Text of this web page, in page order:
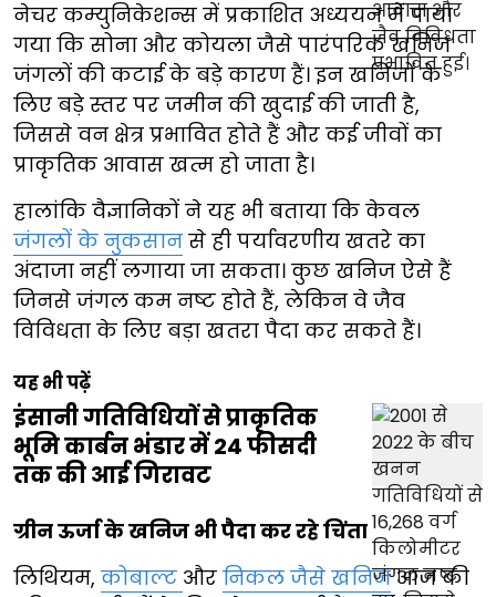
नेचर कम्युनिकेशन्स में प्रकाशित अध्ययन में पाया
गया कि सोना और कोयला जैसे पारंपरिक खनिज
जंगलों की कटाई के बड़े कारण हैं। इन खनिजों के
लिए बड़े स्तर पर जमीन की खुदाई की जाती है,
जिससे वन क्षेत्र प्रभावित होते हैं और कई जीवों का
प्राकृतिक आवास खत्म हो जाता है।
हालांकि वैज्ञानिकों ने यह भी बताया कि केवल
जंगलों के नुकसान से ही पर्यावरणीय खतरे का
अंदाजा नहीं लगाया जा सकता। कुछ खनिज ऐसे हैं
जिनसे जंगल कम नष्ट होते हैं, लेकिन वे जैव
विविधता के लिए बड़ा खतरा पैदा कर सकते हैं।
यह भी पढ़ें
इंसानी गतिविधियों से प्राकृतिक
भूमि कार्बन भंडार में 24 फीसदी
तक की आई गिरावट
ग्रीन ऊर्जा के खनिज भी पैदा कर रहे चिंता
लिथियम, कोबाल्ट और निकल जैसे खनिजआज की